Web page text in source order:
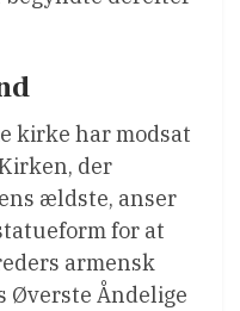
kirke har modsat
der
ældste, anser
for at
armensk
Øverste Åndelige